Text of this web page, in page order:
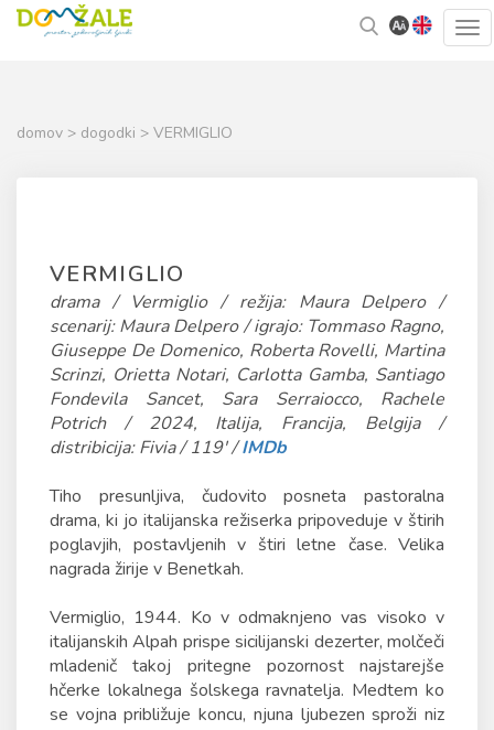
Skoči
na
Kazalo
strani
domov > dogodki > VERMIGLIO
VERMIGLIO
drama / Vermiglio / režija: Maura Delpero /
scenarij: Maura Delpero / igrajo: Tommaso Ragno,
Giuseppe De Domenico, Roberta Rovelli, Martina
Scrinzi, Orietta Notari, Carlotta Gamba, Santiago
Fondevila Sancet, Sara Serraiocco, Rachele
Potrich / 2024, Italija, Francija, Belgija /
distribicija: Fivia / 119' /IMDb
Tiho presunljiva, čudovito posneta pastoralna
drama, ki jo italijanska režiserka pripoveduje v štirih
poglavjih, postavljenih v štiri letne čase. Velika
nagrada žirije v Benetkah.
Vermiglio, 1944. Ko v odmaknjeno vas visoko v
italijanskih Alpah prispe sicilijanski dezerter, molčeči
mladenič takoj pritegne pozornost najstarejše
hčerke lokalnega šolskega ravnatelja. Medtem ko
se vojna približuje koncu, njuna ljubezen sproži niz